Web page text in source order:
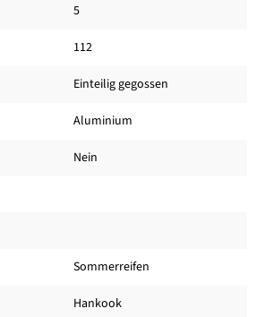
5
112
Einteilig gegossen
Aluminium
Nein
Sommerreifen
Hankook